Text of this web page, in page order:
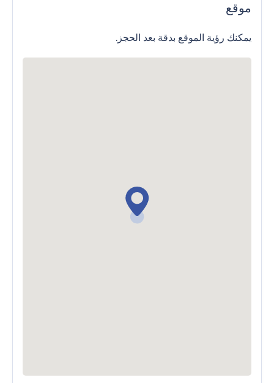
موقع
يمكنك رؤية الموقع بدقة بعد الحجز.